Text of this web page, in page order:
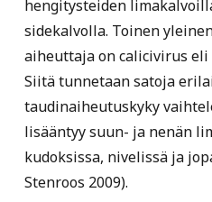
hengitysteiden
sidekalvolla. Toinen
aiheuttaja on calicivirus eli
Siitä tunnetaan satoja
taudinaiheutuskyky
lisääntyy suun- ja nenän
kudoksissa, nivelissä ja
Stenroos 2009).